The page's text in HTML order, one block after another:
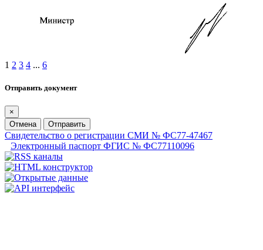
1 2 3 4 ... 6
Отправить документ
×
Отмена
Отправить
Свидетельство о регистрации СМИ № ФС77-47467
Электронный паспорт ФГИС № ФС77110096